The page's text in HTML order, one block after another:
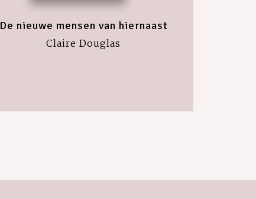
De nieuwe mensen van hiernaast
Claire Douglas